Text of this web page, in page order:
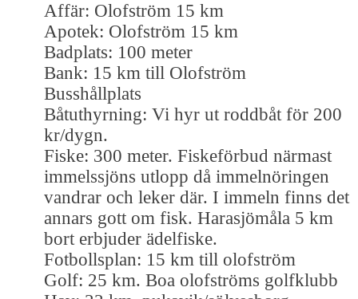
Affär: Olofström 15 km
Apotek: Olofström 15 km
Badplats: 100 meter
Bank: 15 km till Olofström
Busshållplats
Båtuthyrning: Vi hyr ut roddbåt för 200
kr/dygn.
Fiske: 300 meter. Fiskeförbud närmast
immelssjöns utlopp då immelnöringen
vandrar och leker där. I immeln finns det
annars gott om fisk. Harasjömåla 5 km
bort erbjuder ädelfiske.
Fotbollsplan: 15 km till olofström
Golf: 25 km. Boa olofströms golfklubb